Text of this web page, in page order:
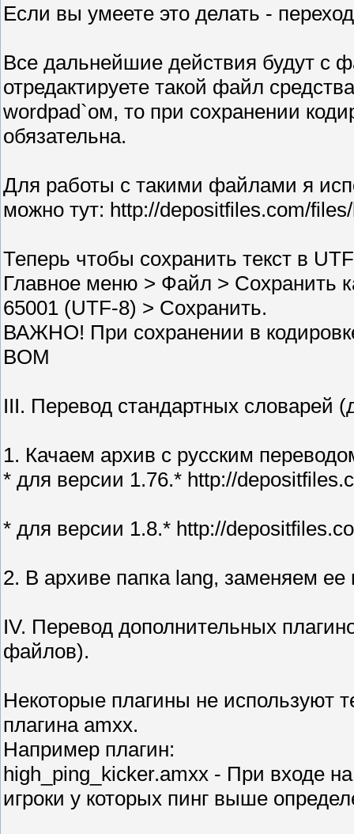
Если вы умеете это делать -
Все дальнейшие действия будут с
отредактируете такой файл
wordpad`ом, то при сохранении
обязательна.
Для работы с такими файлами я
можно тут: http://depositfiles.com/
Теперь чтобы сохранить текст в
Главное меню > Файл > Cохранить
65001 (UTF-8) > Сохранить.
ВАЖНО! При сохранении в
BOM
III. Перевод стандартных словарей
1. Качаем архив с русским
* для версии 1.76.* http://
* для версии 1.8.* http://
2. В архиве папка lang, заменяем
IV. Перевод дополнительных
файлов).
Некоторые плагины не используют
плагина amxx.
Например плагин:
high_ping_kicker.amxx - При входе
игроки у которых пинг выше